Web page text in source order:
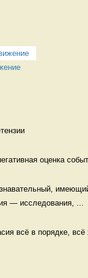
оценка
— исследования, ...
всё в порядке,